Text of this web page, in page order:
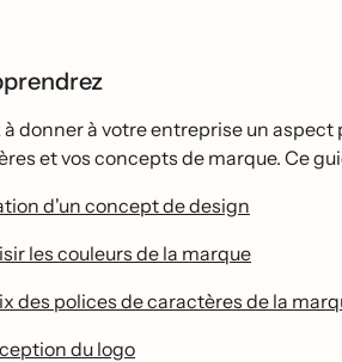
donner à votre entreprise un
et vos concepts de marque. Ce
d'un concept de design
les couleurs de la marque
des polices de caractères de la
du logo